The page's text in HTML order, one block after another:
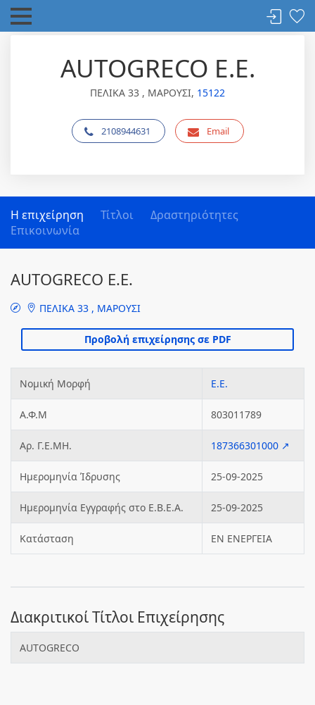
AUTOGRECO Ε.Ε.
ΠΕΛΙΚΑ 33 , ΜΑΡΟΥΣΙ, 15122
2108944631 Email
Η επιχείρηση Τίτλοι
Δραστηριότητες
Επικοινωνία
AUTOGRECO Ε.Ε.
ΠΕΛΙΚΑ 33 , ΜΑΡΟΥΣΙ
Νομική Μορφή Ε.Ε.
Α.Φ.Μ 803011789
Αρ. Γ.Ε.ΜΗ. 187366301000 ↗
Ημερομηνία Ίδρυσης 25-09-2025
Ημερομηνία Εγγραφής στο Ε.Β.Ε.Α. 25-09-2025
Κατάσταση ΕΝ ΕΝΕΡΓΕΙΑ
Διακριτικοί Τίτλοι Επιχείρησης
AUTOGRECO